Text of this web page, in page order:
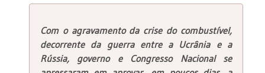
Com o agravamento da crise do combustível,
decorrente da guerra entre a Ucrânia e a
Rússia, governo e Congresso Nacional se